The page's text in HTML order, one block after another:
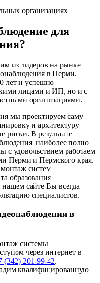
для
из лидеров на рынке
в Перми.
лет и успешно
лицами и ИП, но и с
организациями.
мы проектируем саму
и архитектуру
риски. В результате
наиболее полно
с удовольствием работаем
Перми и Пермского края.
систем
образования
сайте Вы всегда
специалистов.
в
системы
через интернет в
(342) 201-99-42.
квалифицированную